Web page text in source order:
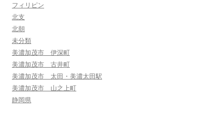
ビ
ゲ
ー
シ
ョ
ン
フィリピン
北支
北朝
未分類
美濃加茂市 伊深町
美濃加茂市 古井町
美濃加茂市 太田・美濃太田駅
美濃加茂市 山之上町
静岡県